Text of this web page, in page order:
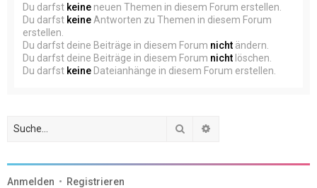
Du darfst keine neuen Themen in diesem Forum erstellen.
Du darfst keine Antworten zu Themen in diesem Forum
erstellen.
Du darfst deine Beiträge in diesem Forum nicht ändern.
Du darfst deine Beiträge in diesem Forum nicht löschen.
Du darfst keine Dateianhänge in diesem Forum erstellen.
Suche
Anmelden • Registrieren